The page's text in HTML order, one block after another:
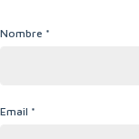
Nombre *
Email *